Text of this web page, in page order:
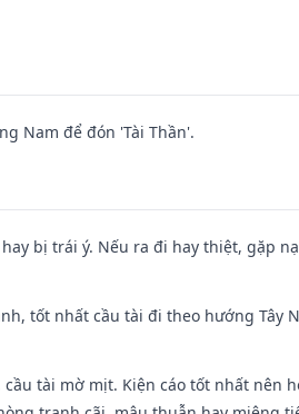
Nam để đón 'Tài Thần'.
bị trái ý. Nếu ra đi hay thiệt, gặp
tốt nhất cầu tài đi theo hướng Tây
tài mờ mịt. Kiện cáo tốt nhất nên